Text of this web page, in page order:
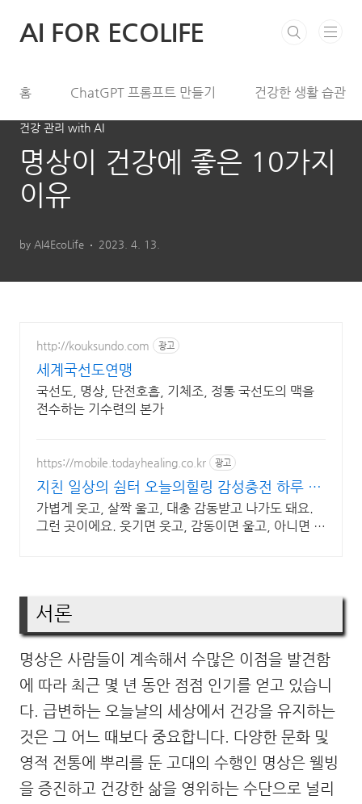
AI FOR ECOLIFE
홈 ChatGPT 프롬프트 만들기 건강한 생활 습관
건강 관리 with AI
명상이 건강에 좋은 10가지
이유
by AI4EcoLife 2023. 4. 13.
http://kouksundo.com 광고
세계국선도연맹
국선도, 명상, 단전호흡, 기체조, 정통 국선도의 맥을
전수하는 기수련의 본가
https://mobile.todayhealing.co.kr 광고
지친 일상의 쉼터 오늘의힐링 감성충전 하루 5
분 힐링타임
가볍게 웃고, 살짝 울고, 대충 감동받고 나가도 돼요.
그런 곳이에요. 웃기면 웃고, 감동이면 울고, 아니면 그
서론
명상은 사람들이 계속해서 수많은 이점을 발견함
에 따라 최근 몇 년 동안 점점 인기를 얻고 있습니
다. 급변하는 오늘날의 세상에서 건강을 유지하는
것은 그 어느 때보다 중요합니다. 다양한 문화 및
영적 전통에 뿌리를 둔 고대의 수행인 명상은 웰빙
을 증진하고 건강한 삶을 영위하는 수단으로 널리